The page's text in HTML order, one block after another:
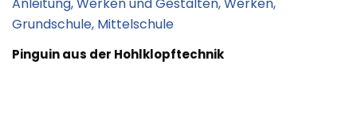
Pinguin aus der Hohlklopftechnik